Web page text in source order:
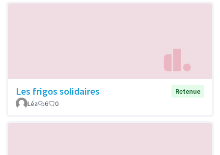
Les frigos solidaires
Retenue
Léa
6 0